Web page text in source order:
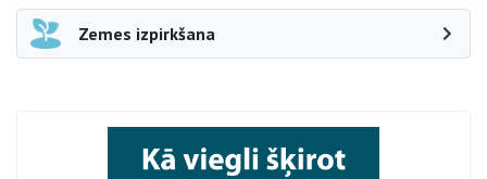
Zemes izpirkšana